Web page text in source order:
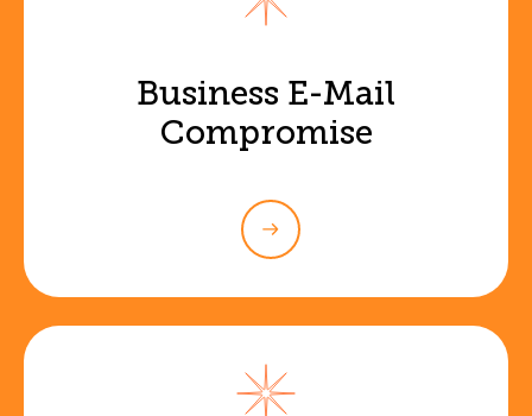
Business E-Mail
Compromise